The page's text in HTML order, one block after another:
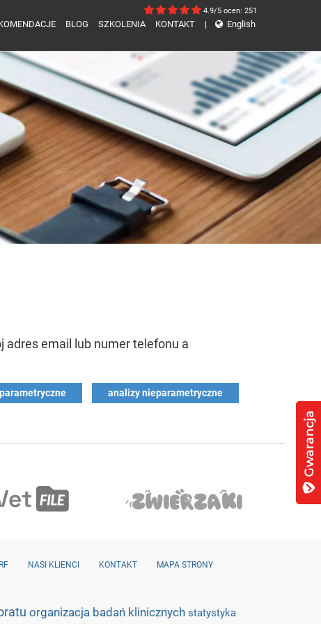
4.9/5 ocen: 251
BLOG SZKOLENIA KONTAKT | English
adres email lub numer telefonu a
analizy nieparametryczne
NASI KLIENCI KONTAKT MAPA STRONY
organizacja badań klinicznych statystyka